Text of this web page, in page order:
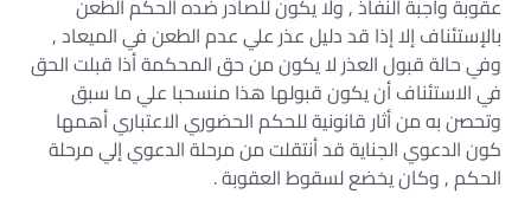
عقوبة وأجبة النفاذ , ولا يكون للصادر ضده الحكم الطعن
بالإستئناف إلا إذا قد دليل عذر علي عدم الطعن في الميعاد ,
وفي حالة قبول العذر لا يكون من حق المحكمة أذا قبلت الحق
في الاستئناف أن يكون قبولها هذا منسحبا علي ما سبق
وتحصن به من أثار قانونية للحكم الحضوري الاعتباري أهمها
كون الدعوي الجناية قد أنتقلت من مرحلة الدعوي إلي مرحلة
الحكم , وكان يخضع لسقوط العقوبة .